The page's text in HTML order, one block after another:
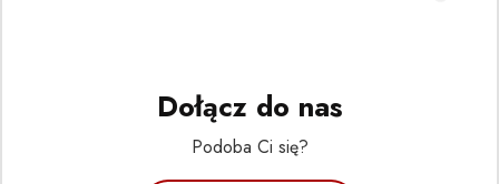
Dołącz do nas
Podoba Ci się?